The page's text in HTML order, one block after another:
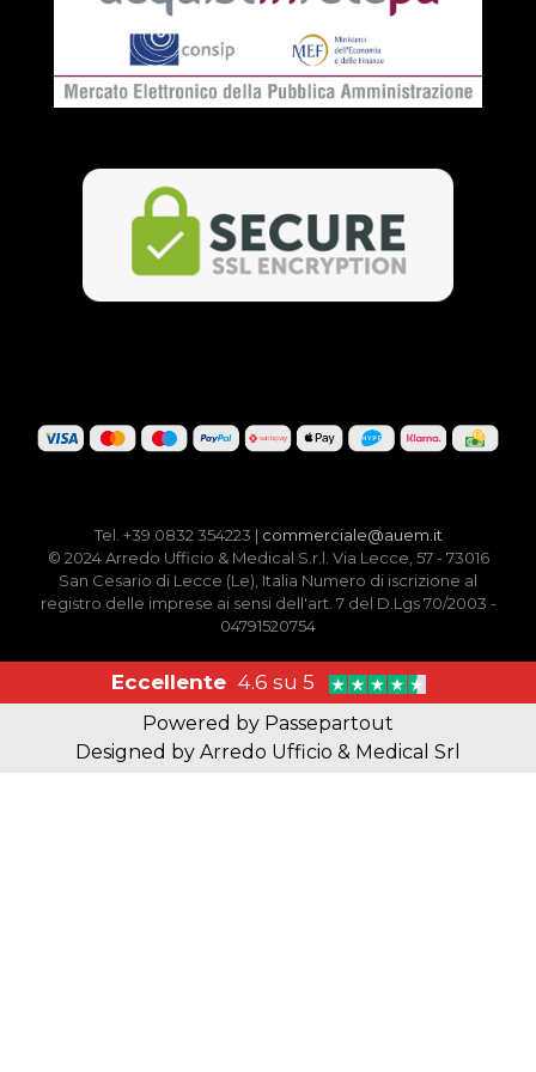
Tel. +39 0832 354223 | commerciale@auem.it
© 2024 Arredo Ufficio & Medical S.r.l. Via Lecce, 57 - 73016
San Cesario di Lecce (Le), Italia Numero di iscrizione al
registro delle imprese ai sensi dell'art. 7 del D.Lgs 70/2003 -
04791520754
Eccellente 4.6 su 5
Powered by Passepartout
Designed by Arredo Ufficio & Medical Srl